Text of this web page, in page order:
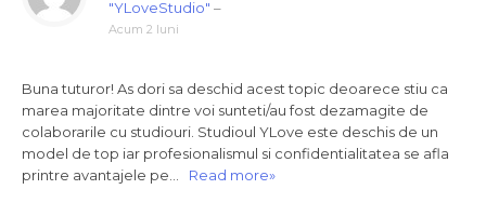
"YLoveStudio" –
Acum 2 luni
Buna tuturor! As dori sa deschid acest topic deoarece stiu ca
marea majoritate dintre voi sunteti/au fost dezamagite de
colaborarile cu studiouri. Studioul YLove este deschis de un
model de top iar profesionalismul si confidentialitatea se afla
printre avantajele pe… Read more»